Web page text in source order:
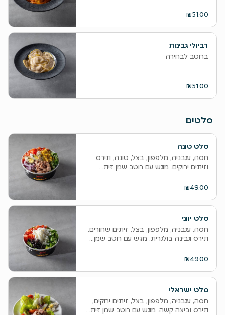
₪51.00
רביולי גבינות
ברוטב לבחירה
₪51.00
סלטים
סלט טונה
חסה, עגבניה, מלפפון, בצל, טונה, תירס
וזיתים ירוקים. מוגש עם רוטב שמן זית...
₪49.00
סלט יווני
חסה, עגבניה, מלפפון, בצל, זיתים שחורים,
תירס וגבינה בולגרית. מוגש עם רוטב שמן...
₪49.00
סלט ישראלי
חסה, עגבניה, מלפפון, בצל, זיתים ירוקים,
תירס וביצה קשה. מוגש עם רוטב שמן זית...